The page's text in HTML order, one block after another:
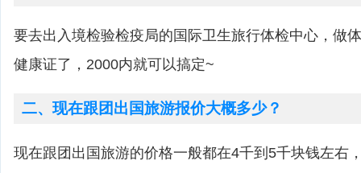
要去出入境检验检疫局的国际卫生旅行体检中心，做
健康证了，2000内就可以搞定~
二、现在跟团出国旅游报价大概多少？
现在跟团出国旅游的价格一般都在4千到5千块钱左右